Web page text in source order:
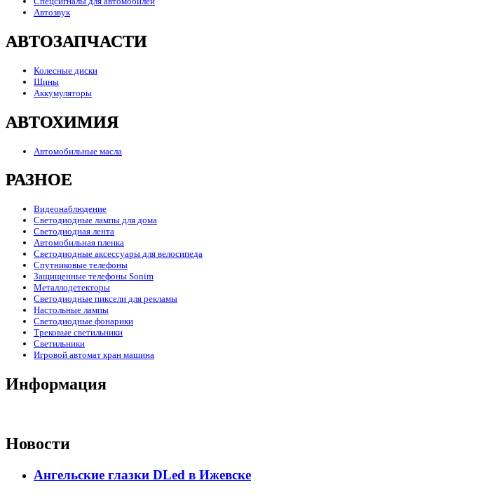
Автозвук
АВТОЗАПЧАСТИ
Колесные диски
Шины
Аккумуляторы
АВТОХИМИЯ
Автомобильные масла
РАЗНОЕ
Видеонаблюдение
Светодиодные лампы для дома
Светодиодная лента
Автомобильная пленка
Светодиодные аксессуары для велосипеда
Спутниковые телефоны
Защищенные телефоны Sonim
Металлодетекторы
Светодиодные пиксели для рекламы
Настольные лампы
Светодиодные фонарики
Трековые светильники
Светильники
Игровой автомат кран машина
Информация
Новости
Ангельские глазки DLed в Ижевске